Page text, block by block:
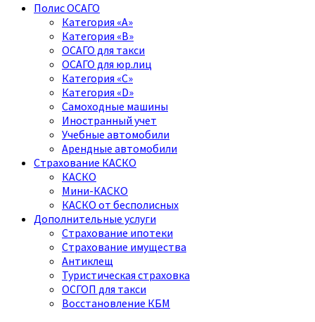
Полис ОСАГО
Категория «A»
Категория «B»
ОСАГО для такси
ОСАГО для юр.лиц
Категория «C»
Категория «D»
Самоходные машины
Иностранный учет
Учебные автомобили
Арендные автомобили
Страхование КАСКО
КАСКО
Мини-КАСКО
КАСКО от бесполисных
Дополнительные услуги
Страхование ипотеки
Страхование имущества
Антиклещ
Туристическая страховка
ОСГОП для такси
Восстановление КБМ